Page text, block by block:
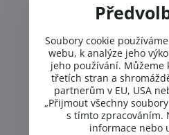
Soubory cookie
webu, k analýze jeho
jeho používání.
třetích stran a
partnerům v EU, USA
„Přijmout všechny
s tímto zpracováním.
informace nebo